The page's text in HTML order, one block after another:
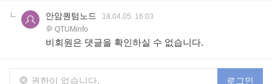
안암퀀텀노드
18.04.05. 16:03
QTUMinfo
비회원은 댓글을 확인하실 수 없습니다.
권한이 없습니다. 로그인